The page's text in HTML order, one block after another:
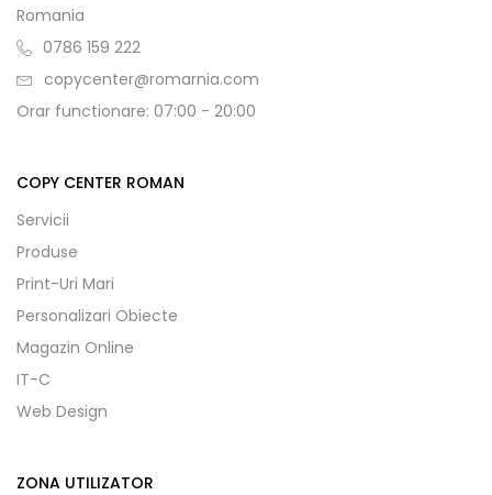
Romania
0786 159 222
copycenter@romarnia.com
Orar functionare: 07:00 - 20:00
COPY CENTER ROMAN
Servicii
Produse
Print-Uri Mari
Personalizari Obiecte
Magazin Online
IT-C
Web Design
ZONA UTILIZATOR